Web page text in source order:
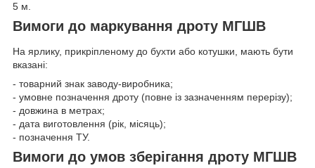
5 м.
Вимоги до маркування дроту МГШВ
На ярлику, прикріпленому до бухти або котушки, мають бути
вказані:
- товарний знак заводу-виробника;
- умовне позначення дроту (повне із зазначенням перерізу);
- довжина в метрах;
- дата виготовлення (рік, місяць);
- позначення ТУ.
Вимоги до умов зберігання дроту МГШВ